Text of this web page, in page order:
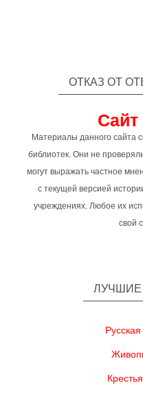
ОТКАЗ ОТ
Сайт
Материалы данного сайта
библиотек. Они не
могут выражать частное
с текущей версией
учреждениях. Любое их
свой
ЛУЧШИЕ